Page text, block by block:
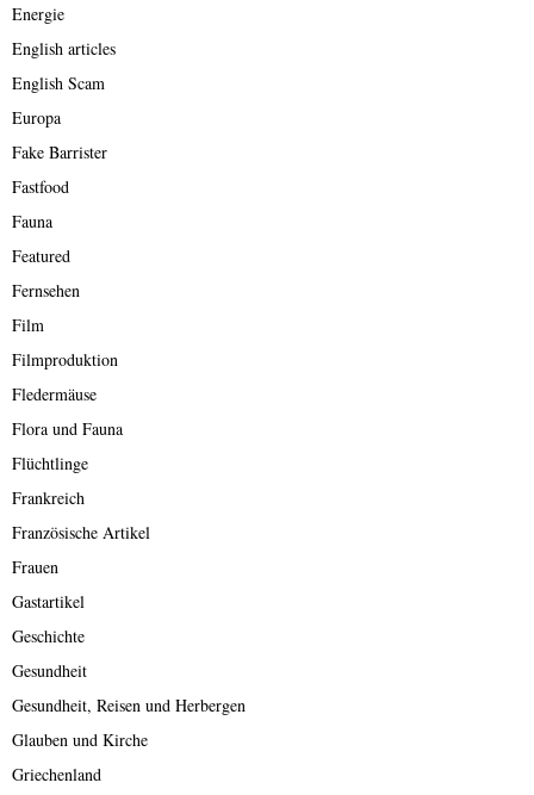
Energie
English articles
English Scam
Europa
Fake Barrister
Fastfood
Fauna
Featured
Fernsehen
Film
Filmproduktion
Fledermäuse
Flora und Fauna
Flüchtlinge
Frankreich
Französische Artikel
Frauen
Gastartikel
Geschichte
Gesundheit
Gesundheit, Reisen und Herbergen
Glauben und Kirche
Griechenland